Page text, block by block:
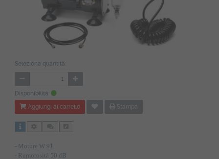
Seleziona quantità:
Disponibilità:
Aggiungi al carrello
Stampa
- Motore W 91
- Rumorosità 50 dB